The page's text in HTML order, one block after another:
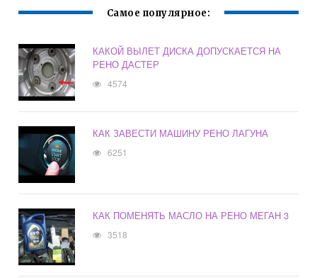
Самое популярное:
КАКОЙ ВЫЛЕТ ДИСКА ДОПУСКАЕТСЯ НА
РЕНО ДАСТЕР
4574
КАК ЗАВЕСТИ МАШИНУ РЕНО ЛАГУНА
6251
КАК ПОМЕНЯТЬ МАСЛО НА РЕНО МЕГАН 3
3518